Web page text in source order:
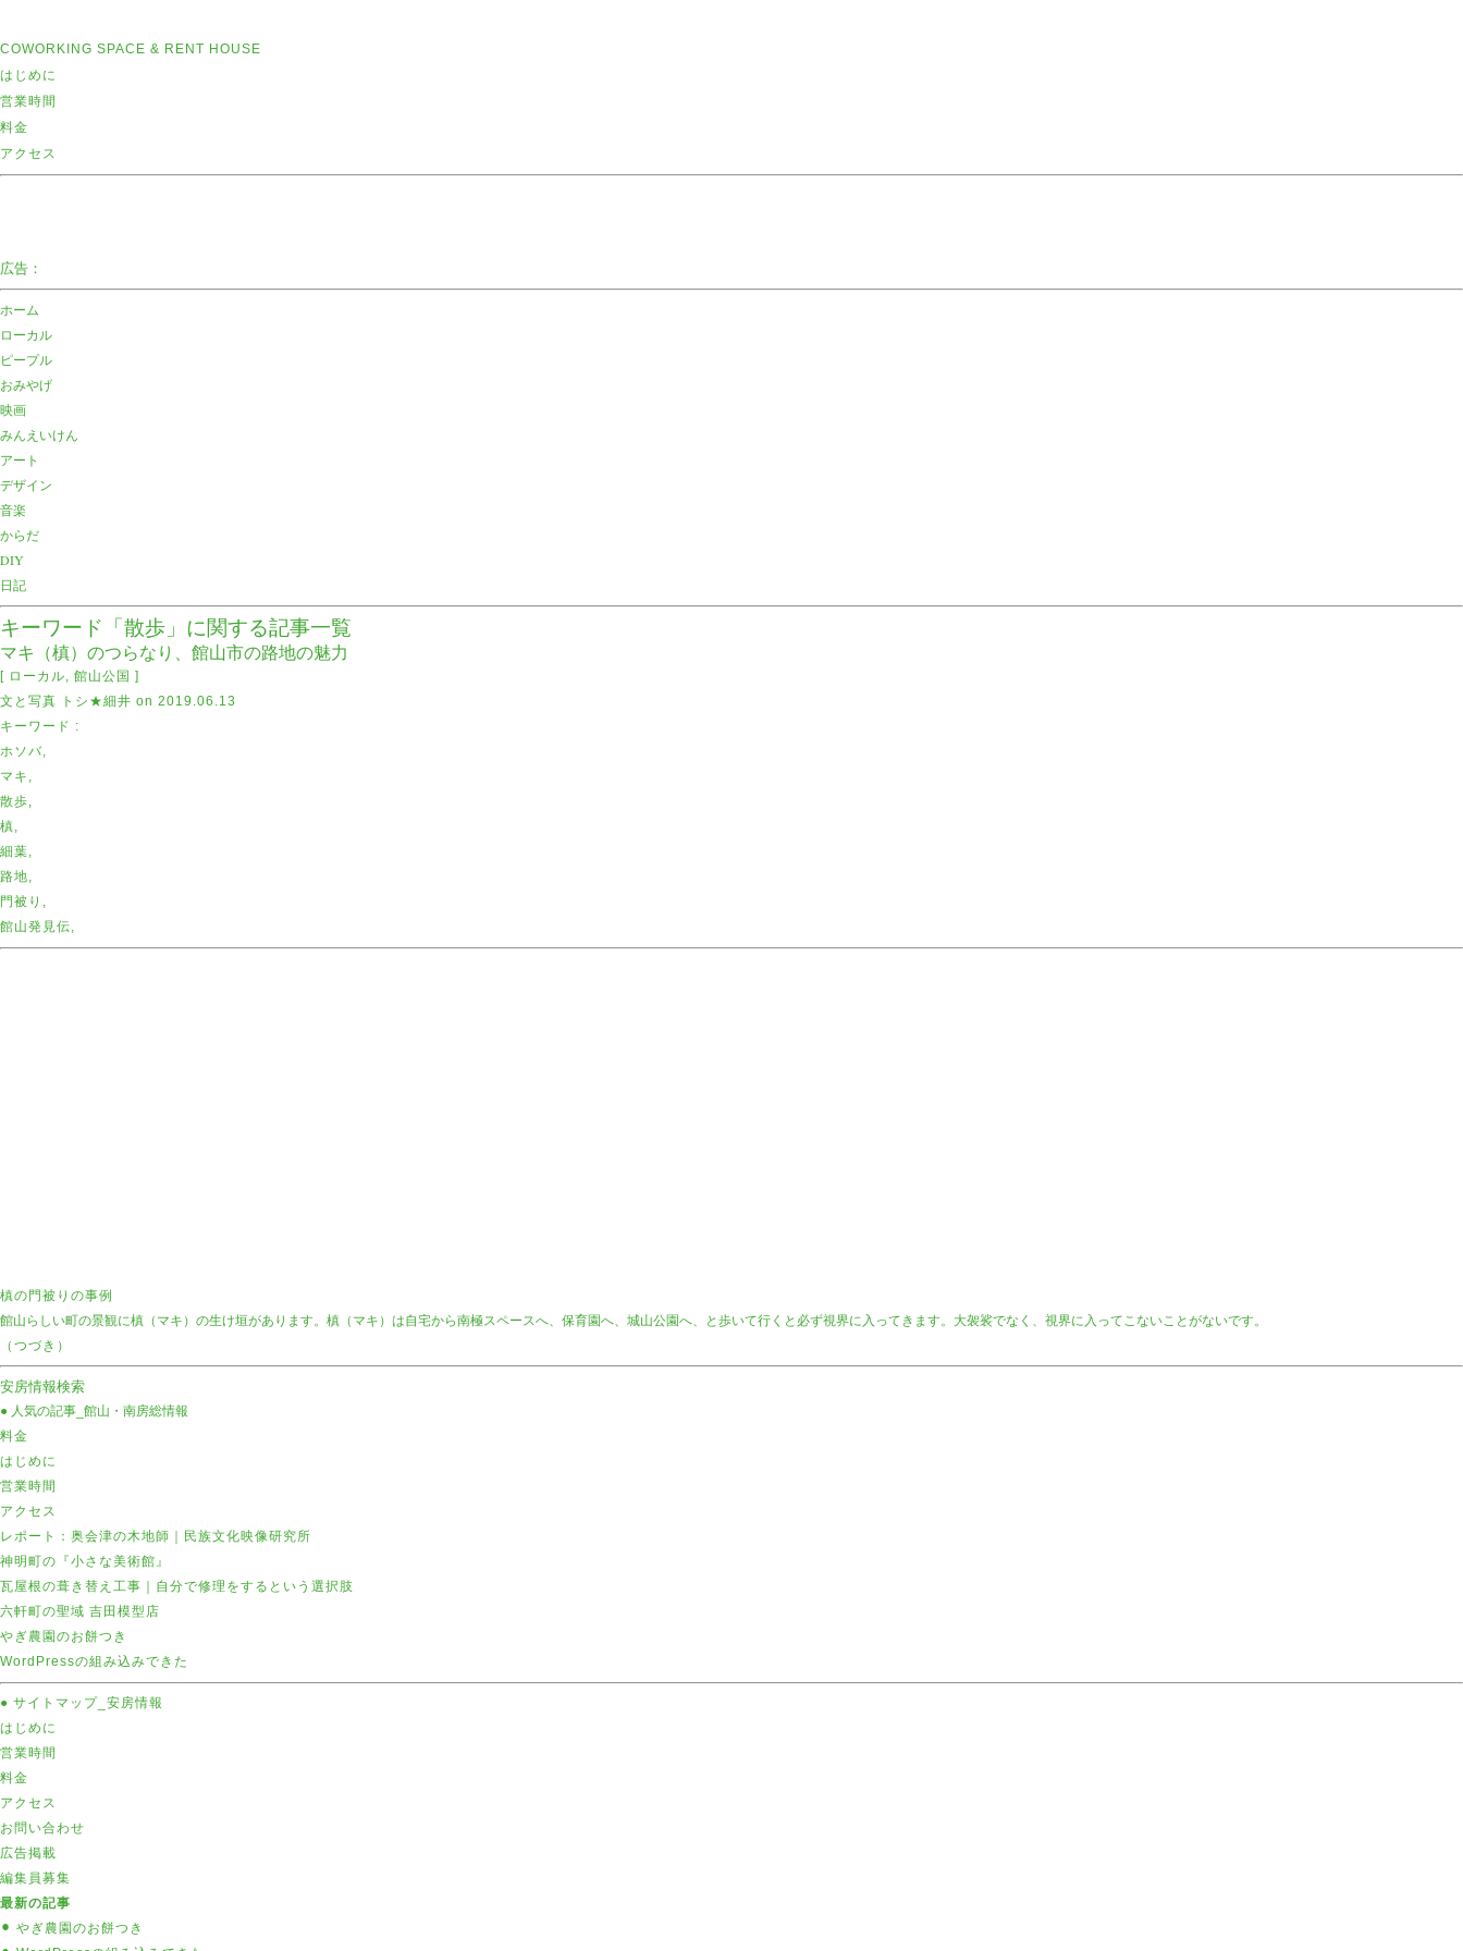
COWORKING SPACE & RENT HOUSE
はじめに
営業時間
料金
アクセス
広告：
ホーム
ローカル
ピープル
おみやげ
映画
みんえいけん
アート
デザイン
音楽
からだ
DIY
日記
キーワード「散歩」に関する記事一覧
マキ（槙）のつらなり、館山市の路地の魅力
[ ローカル, 館山公国 ]
文と写真
トシ★細井 on 2019.06.13
キーワード :
ホソバ,
マキ ,
散歩,
槙,
細葉,
路地,
門被り ,
館山発見伝,
槙の門被りの事例
館山らしい町の景観に槙（マキ）の生け垣があります。槙（マキ）は自宅から南極スペースへ、保育園へ、城山公園へ、と歩いて行くと必ず視界に入ってきます。大袈裟でなく、視界に入ってこないことがないです。
（つづき）
安房情報検索
● 人気の記事 _館山・南房総情報
料金
はじめに
営業時間
アクセス
レポート：奥会津の木地師｜民族文化映像研究所
神明町の『小さな美術館』
瓦屋根の葺き替え工事｜自分で修理をするという選択肢
六軒町の聖域 吉田模型店
やぎ農園のお餅つき
WordPressの組み込みできた
● サイトマップ _安房情報
はじめに
営業時間
料金
アクセス
お問い合わせ
広告掲載
編集員募集
最新の記事
⚫︎ やぎ農園のお餅つき